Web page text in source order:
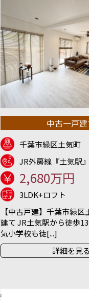
中古一戸建
千葉市緑区土気町
JR外房線『土気駅
2,680万円
3LDK+ロフト
【中古戸建】千葉市緑
建て JR土気駅から徒歩
気小学校も徒[...]
詳細を見る